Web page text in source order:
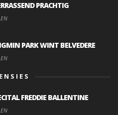
PRACHTIG
PARK WINT BELVEDERE
FREDDIE BALLENTINE